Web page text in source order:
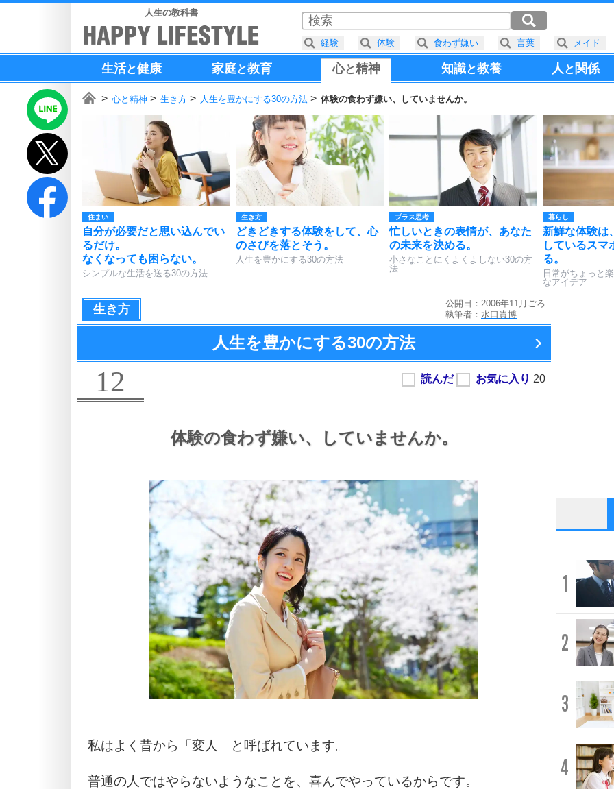
人生の教科書
生活と健康 家庭と教育 心と精神 知識と教養 人と 関係
心と精神 生き方 人生を豊かにする30の方法 体験の食わず嫌い、していませんか。
住まい
自分が必要だと思い込んでい
るだけ。
なくなっても困らない。
シンプルな生活を送る30の方法
生き方
どきどきする体験をして、心
のさびを落とそう。
人生を豊かにする30の方法
プラス思考
忙しいときの表情が、あなた
の未来を決める。
小さなことにくよくよしない30の方
法
暮らし
新鮮な体験は
しているスマ
る。
日常がちょっと
なアイデア
生き方
公開日：2006年11月ごろ
執筆者： 水口貴博
人生を豊かにする30の方法
12
体験の食わず嫌い、 していませんか。
私はよく昔から「変人」と呼ばれています。
普通の人ではやらないようなことを、喜んでやっているからです。
1
2
3
4
経験 体験 食わず嫌い 言葉 メイド